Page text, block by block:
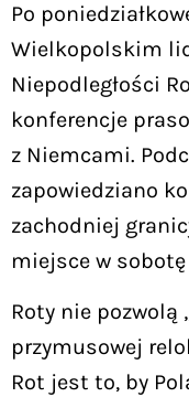
Po
Wielkopolskim
Niepodległości
konferencje
z Niemcami.
zapowiedziano
zachodniej
miejsce w sobotę
Roty nie pozwolą
przymusowej
Rot jest to, by